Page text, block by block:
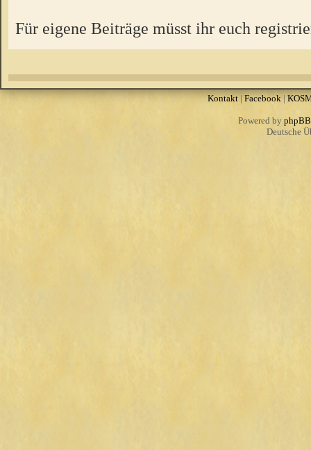
Für eigene Beiträge müsst ihr euch
Kontakt|Facebook |
Powered by phpBB
Deutsche